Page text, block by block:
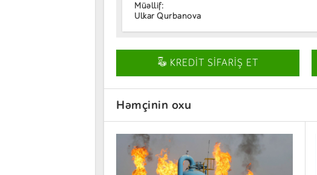
Müəllif:
Ulkar Qurbanova
KREDİT SİFARİŞ ET
Həmçinin oxu